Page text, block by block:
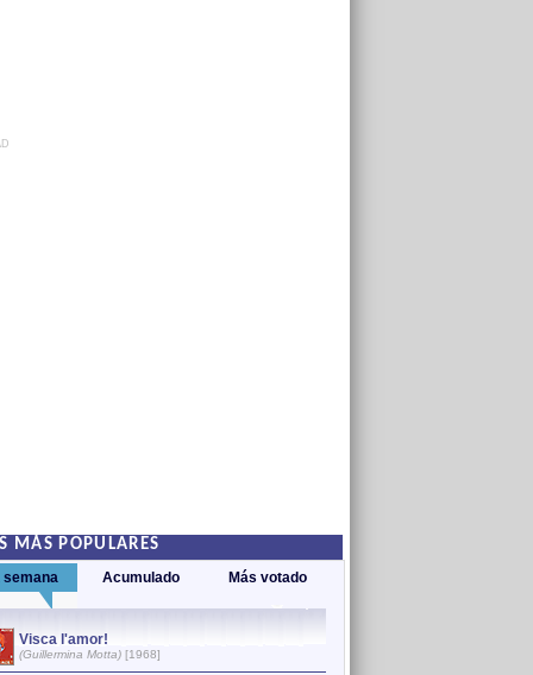
MÁS POPULARES
semana Acumulado Más votado
Visca l'amor!
(Guillermina Motta)[1968]